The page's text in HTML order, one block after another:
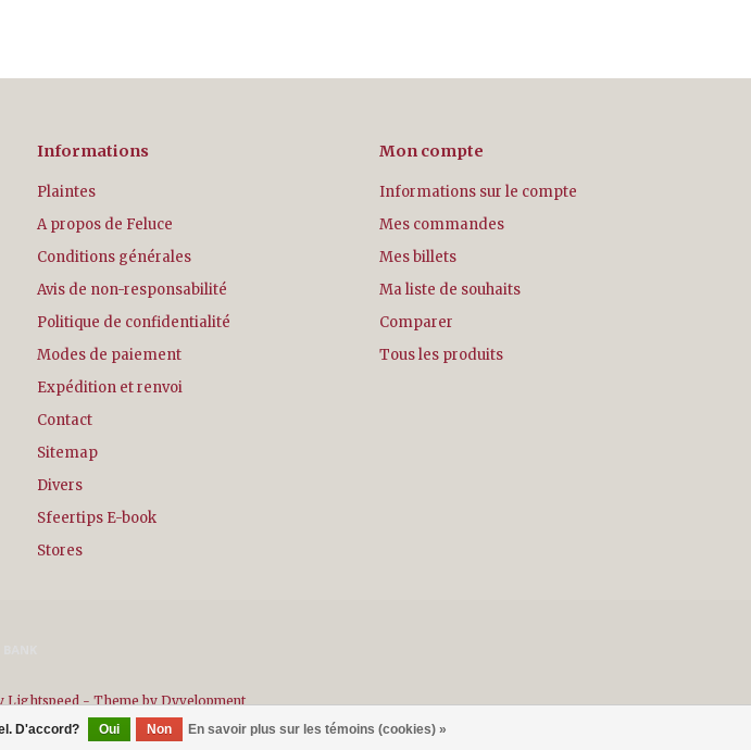
D'accord? Oui Non En savoir plus sur les témoins (cookies) »
Informations
Plaintes
A propos de Feluce
Conditions générales
Avis de non-responsabilité
Politique de confidentialité
Modes de paiement
Expédition et renvoi
Contact
Sitemap
Divers
Sfeertips E-book
Stores
Mon compte
Informations sur le compte
Mes commandes
Mes billets
Ma liste de souhaits
Comparer
Tous les produits
Lightspeed - Theme by Dyvelopment